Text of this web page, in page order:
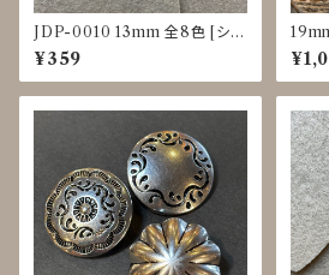
JDP-0010 13mm 全8色 [シェ
ル調][裏足ボタン][ブラウス]
¥359